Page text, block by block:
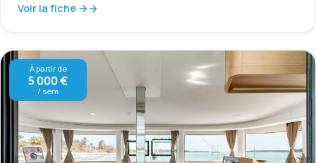
Voir la fiche →
À partir de
5 000 €
/ sem